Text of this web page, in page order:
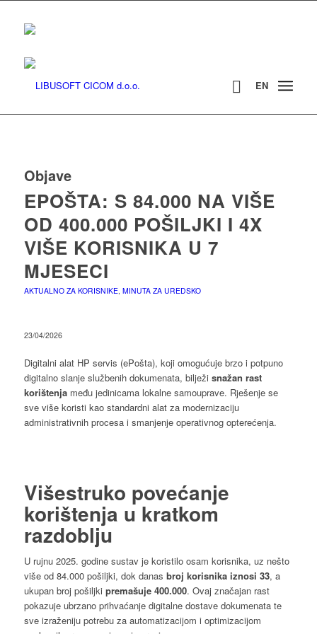
EN
Objave
EPOŠTA: S 84.000 NA VIŠE
OD 400.000 POŠILJKI I 4X
VIŠE KORISNIKA U 7
MJESECI
AKTUALNO ZA KORISNIKE, MINUTA ZA UREDSKO
23/04/2026
Digitalni alat HP servis (ePošta), koji omogućuje brzo i potpuno
digitalno slanje službenih dokumenata, bilježi snažan rast
korištenjameđu jedinicama lokalne samouprave. Rješenje se
sve više koristi kao standardni alat za modernizaciju
administrativnih procesa i smanjenje operativnog opterećenja.
Višestruko povećanje
korištenja u kratkom
razdoblju
U rujnu 2025. godine sustav je koristilo osam korisnika, uz nešto
više od 84.000 pošiljki, dok danas broj korisnika iznosi 33, a
ukupan broj pošiljki premašuje 400.000. Ovaj značajan rast
pokazuje ubrzano prihvaćanje digitalne dostave dokumenata te
sve izraženiju potrebu za automatizacijom i optimizacijom